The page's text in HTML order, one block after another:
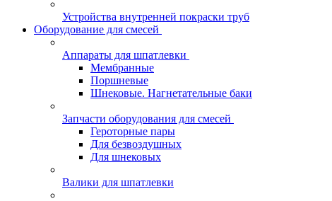
Устройства внутренней покраски труб
Оборудование для смесей
Аппараты для шпатлевки
Мембранные
Поршневые
Шнековые. Нагнетательные баки
Запчасти оборудования для смесей
Героторные пары
Для безвоздушных
Для шнековых
Валики для шпатлевки